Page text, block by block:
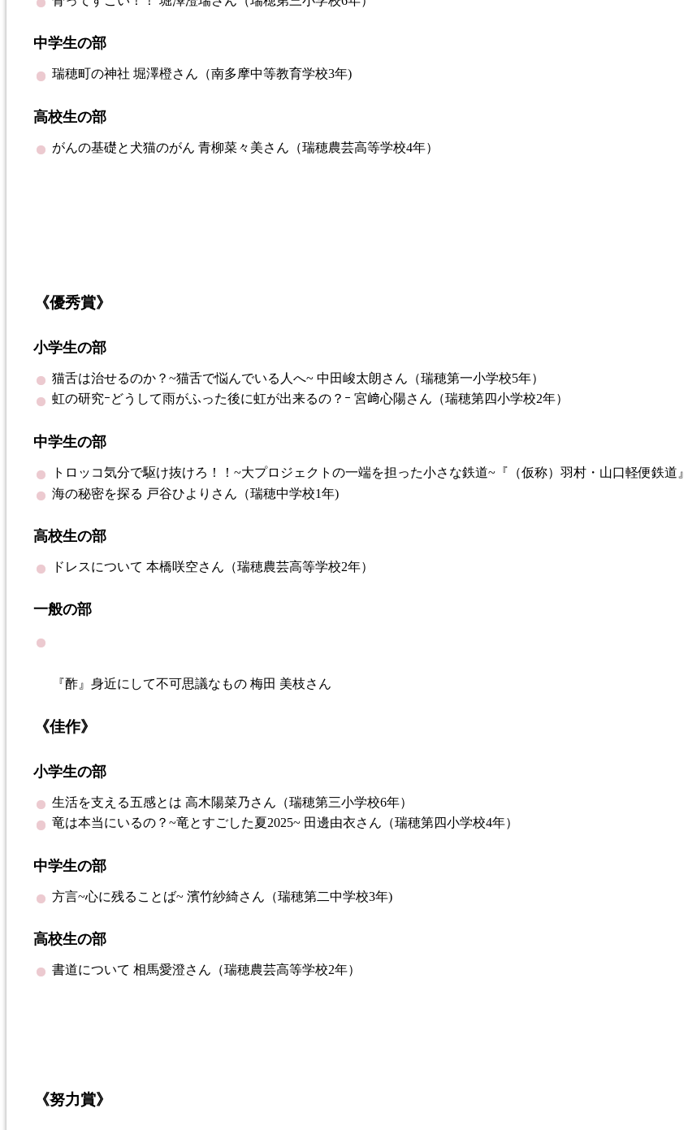
中学生の部
瑞穂町の神社 堀澤橙さん（南多摩中等教育学校3年)
高校生の部
がんの基礎と犬猫のがん 青柳菜々 美さん（瑞穂農芸高等学校4年）
《優秀賞》
小学生の部
猫舌は治せるのか？~猫舌で悩んでいる人へ~ 中田峻太朗さん （瑞穂第一小学校5年）
虹の研究ｰどうして雨がふった後に虹が出来るの？ｰ 宮﨑心陽さん （瑞穂第四小学校2年）
中学生の部
トロッコ気分で駆け抜けろ！！~大プロジェクトの一端を担った小さな鉄道~『（仮称）羽村・山口軽便鉄道』
海の秘密を探る 戸谷ひよりさん （瑞穂中学校1年)
高校生の部
ドレスについて 本橋咲空さん（瑞穂農芸高等学校2年）
一般の部
『酢』身近にして不可思議なもの 梅田 美枝さん
《佳作》
小学生の部
生活を支える五感とは 高木陽菜乃さん （瑞穂第三小学校6年）
竜は本当にいるの？~竜とすごした夏2025~ 田邊由衣さん （瑞穂第四小学校4年）
中学生の部
方言~心に残ることば~ 濱竹紗綺さん（瑞穂第二中学校3年)
高校生の部
書道について 相馬愛澄さん（瑞穂農芸高等学校2年）
《努力賞》